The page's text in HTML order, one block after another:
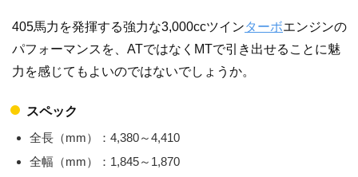
405馬力を発揮する強力な3,000ccツインターボエンジンの
パフォーマンスを、ATではなくMTで引き出せることに魅
力を感じてもよいのではないでしょうか。
スペック
全長（mm）：4,380～4,410
全幅（mm）：1,845～1,870